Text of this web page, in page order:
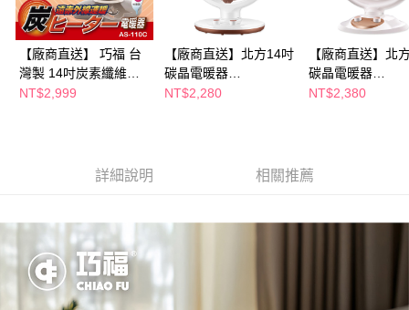
４．使用「AFTEE先享後付」時，將依據個別帳號之用戶狀況，依本公司即
時審查核予不同之上限額度；若仍有額度不足之情形，本公司將視審查結果
請求用戶進行身份認證。
５．嚴禁一人註冊多個帳號或使用他人資訊註冊。若發現惡意使用之情形，
恩沛科技股份有限公司將有權停止該用戶之使用額度並採取法律行動。
【廠商直送】 巧福 台
灣製 14吋炭素纖維電
暖器 AS-110C (大)
NT$2,999
【廠商直送】北方14吋
碳晶電暖器
NR14800S
NT$2,280
【廠商直送】北
碳晶電暖器
NR16800S
NT$2,380
詳細說明 相關推薦